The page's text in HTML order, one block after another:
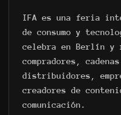
IFA es una feria
de consumo y
celebra en Berlín y
compradores,
distribuidores,
creadores de
comunicación.